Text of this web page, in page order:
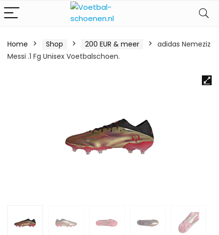
Home Shop 200 EUR & meer
adidas Nemeziz
Messi .1 Fg Unisex Voetbalschoen.